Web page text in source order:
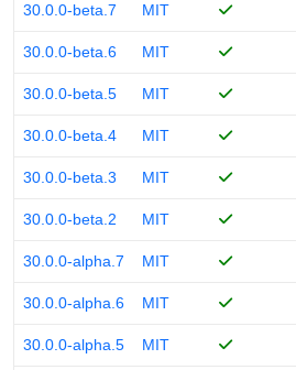
30.0.0-beta.7 MIT
30.0.0-beta.6 MIT
30.0.0-beta.5 MIT
30.0.0-beta.4 MIT
30.0.0-beta.3 MIT
30.0.0-beta.2 MIT
30.0.0-alpha.7 MIT
30.0.0-alpha.6 MIT
30.0.0-alpha.5 MIT